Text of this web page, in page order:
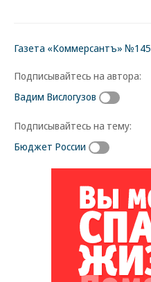
Газета «Коммерсантъ» №145
Подписывайтесь на автора:
Вадим Вислогузов
Подписывайтесь на тему:
Бюджет России